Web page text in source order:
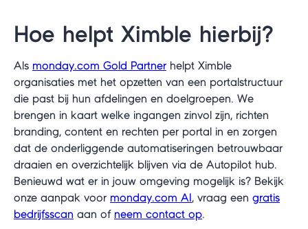
Hoe helpt Ximble hierbij?
Als monday.com Gold Partner helpt Ximble
organisaties met het opzetten van een portalstructuur
die past bij hun afdelingen en doelgroepen. We
brengen in kaart welke ingangen zinvol zijn, richten
branding, content en rechten per portal in en zorgen
dat de onderliggende automatiseringen betrouwbaar
draaien en overzichtelijk blijven via de Autopilot hub.
Benieuwd wat er in jouw omgeving mogelijk is? Bekijk
onze aanpak voor monday.com AI, vraag een gratis
bedrijfsscan aan of neem contact op.